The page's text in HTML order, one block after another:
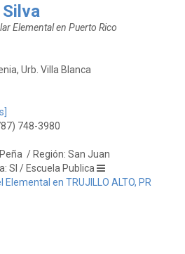
Elemental en Puerto Rico
Urb. Villa Blanca
748-3980
/ Región: San Juan
SI / Escuela Publica
Elemental en TRUJILLO ALTO, PR